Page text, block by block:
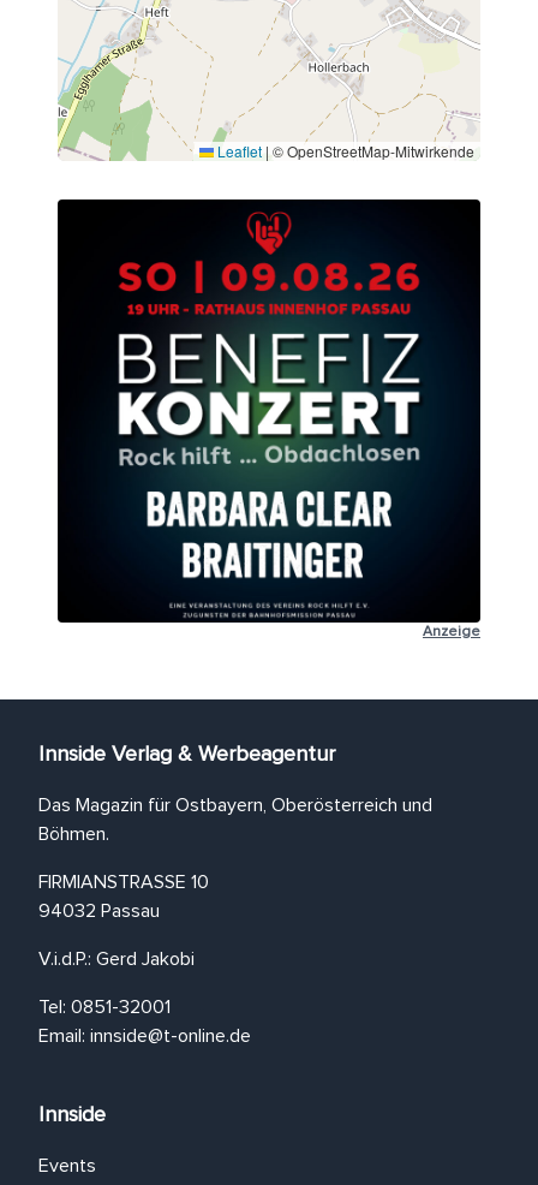
Leaflet | © OpenStreetMap-Mitwirkende
Anzeige
Innside Verlag & Werbeagentur
Das Magazin für Ostbayern, Oberösterreich und
Böhmen.
FIRMIANSTRASSE 10
94032 Passau
V.i.d.P.: Gerd Jakobi
Tel: 0851-32001
Email: innside@t-online.de
Innside
Events